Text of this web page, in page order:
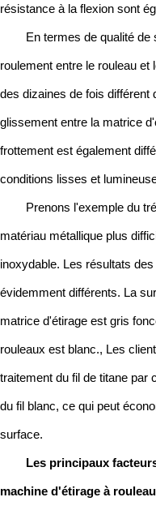
résistance à la flexion sont
En termes de qualité
roulement entre le rouleau
des dizaines de fois différent
glissement entre la matrice
frottement est également
conditions lisses et
Prenons l'exemple du
matériau métallique plus
inoxydable. Les résultats
évidemment différents. La
matrice d'étirage est gris
rouleaux est blanc., Les
traitement du fil de titane par
du fil blanc, ce qui peut
surface.
Les principaux
machine d'étirage à